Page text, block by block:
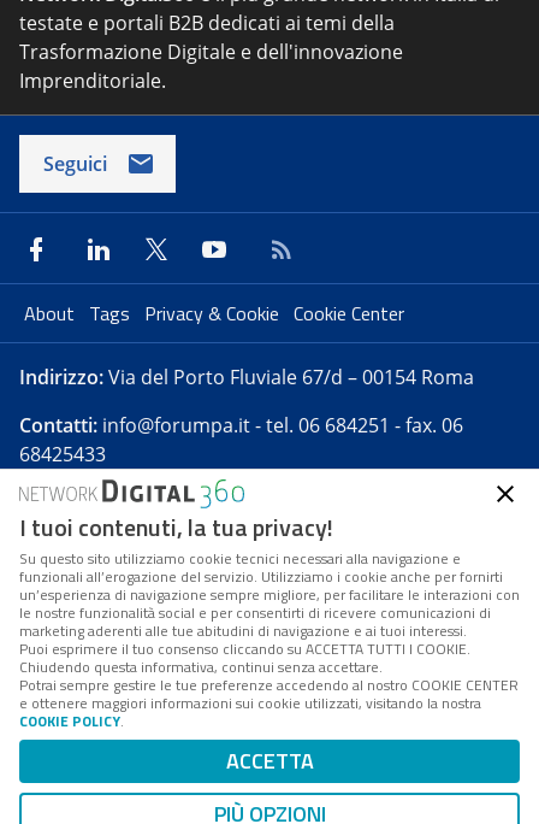
testate e portali B2B dedicati ai temi della
Trasformazione Digitale e dell'innovazione
Imprenditoriale.
Seguici
About Tags Privacy & Cookie Cookie Center
Indirizzo:Via del Porto Fluviale 67/d – 00154 Roma
Contatti: info@forumpa.it- tel. 06 684251 - fax. 06
68425433
Forumpa.itè una pubblicazione telematica iscritta
presso Registro della stampa del Tribunale di Roma -
Reg. n. 182 del 2 maggio 2008 - Direttore resp. Michela
Stentella
FPA s.r.l. è società soggetta a Direzione e
Coordinamento da parte di Digital360 S.p.A. - FPA s.r.l.
è un'azienda certificata per il sistema di management
Codice Fiscale/Partita IVA n. 10693191008 - R.E.A. Roma
n. 1249791. ISP AWS
Mappa del sito
I tuoi contenuti, la tua privacy!
Su questo sito utilizziamo cookie tecnici necessari alla navigazione e
funzionali all’erogazione del servizio. Utilizziamo i cookie anche per fornirti
un’esperienza di navigazione sempre migliore, per facilitare le interazioni con
le nostre funzionalità social e per consentirti di ricevere comunicazioni di
marketing aderenti alle tue abitudini di navigazione e ai tuoi interessi.
Puoi esprimere il tuo consenso cliccando su ACCETTA TUTTI I COOKIE.
Chiudendo questa informativa, continui senza accettare.
Potrai sempre gestire le tue preferenze accedendo al nostro COOKIE CENTER
e ottenere maggiori informazioni sui cookie utilizzati, visitando la nostra
COOKIE POLICY.
ACCETTA
PIÙ OPZIONI